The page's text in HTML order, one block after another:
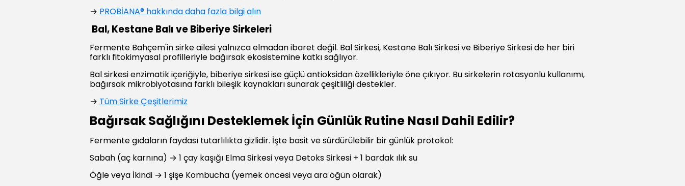
→ PROBİANA® hakkında daha fazla bilgi alın
Bal, Kestane Balı ve Biberiye Sirkeleri
Fermente Bahçem'in sirke ailesi yalnızca elmadan ibaret değil. Bal Sirkesi, Kestane Balı Sirkesi ve Biberiye Sirkesi de her biri
farklı fitokimyasal profilleriyle bağırsak ekosistemine katkı sağlıyor.
Bal sirkesi enzimatik içeriğiyle, biberiye sirkesi ise güçlü antioksidan özellikleriyle öne çıkıyor. Bu sirkelerin rotasyonlu kullanımı,
bağırsak mikrobiyotasına farklı bileşik kaynakları sunarak çeşitliliği destekler.
→ Tüm Sirke Çeşitlerimiz
Bağırsak Sağlığını Desteklemek İçin Günlük Rutine Nasıl Dahil Edilir?
Fermente gıdaların faydası tutarlılıkta gizlidir. İşte basit ve sürdürülebilir bir günlük protokol:
Sabah (aç karnına) → 1 çay kaşığı Elma Sirkesi veya Detoks Sirkesi + 1 bardak ılık su
Öğle veya İkindi → 1 şişe Kombucha (yemek öncesi veya ara öğün olarak)